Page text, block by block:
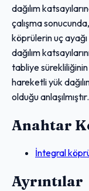
dağılım
çalışma
köprülerin uç
dağılım
tabliye sürekliliğinin
hareketli yük
olduğu anlaşılmıştır.
Anahtar
İntegral
Ayrıntılar